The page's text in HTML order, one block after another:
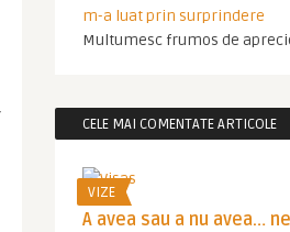
m-a luat prin surprindere
Multumesc frumos de
CELE MAI COMENTATE ARTICOLE
VIZE
A avea sau a nu avea…